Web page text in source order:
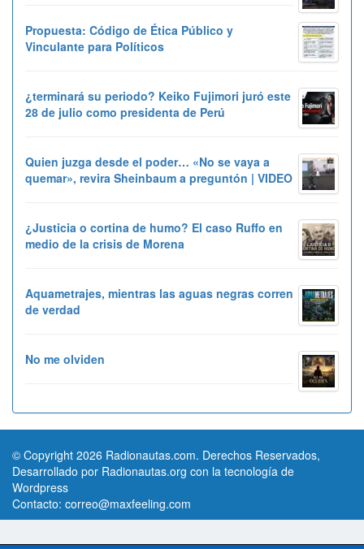
Propuesta: Código de Ética Público y
Vinculante para Políticos
¿terminará su periodo? Keiko Fujimori juró este
28 de julio como presidenta de Perú
Quien juzga desde el poder… «No se vaya a
quemar», revira Sheinbaum a preguntón | VIDEO
¿Justicia o cortina de humo? El caso Ruffo en
medio de la crisis de Morena
Aquametrajes, mientras las aguas negras corren
de verdad
No me olviden
© Copyright 2026 Radionautas.com. Derechos Reservados,
Desarrollado por Radionautas.org con la tecnología de
Wordpress
Contacto: correo@maxfeeling.com